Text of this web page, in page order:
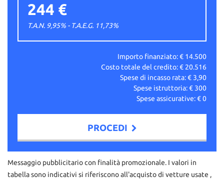
244 €
T.A.N. 9,95% - T.A.E.G. 11,73%
Importo finanziato: € 14.500
Costo totale del credito: € 20.516
Spese di incasso rata: € 3,90
Spese istruttoria: € 300
Spese assicurative: €0
PROCEDI
Contattaci
Messaggio pubblicitario con finalità promozionale. I valori in
tabella sono indicativi si riferiscono all'acquisto di vetture usate ,